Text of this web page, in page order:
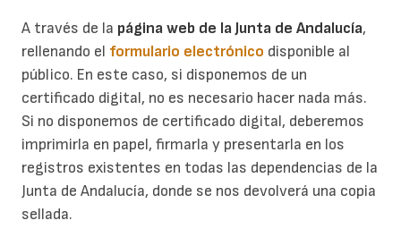
A través de la página web de la Junta de Andalucía,
rellenando el formulario electrónico disponible al
público. En este caso, si disponemos de un
certificado digital, no es necesario hacer nada más.
Si no disponemos de certificado digital, deberemos
imprimirla en papel, firmarla y presentarla en los
registros existentes en todas las dependencias de la
Junta de Andalucía, donde se nos devolverá una copia
sellada.